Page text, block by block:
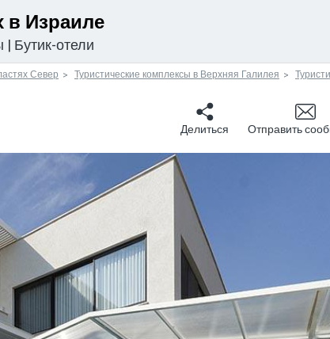
Израиле
| Бутик-отели
Север Туристические комплексы в Верхняя Галилея
Делиться Отправить